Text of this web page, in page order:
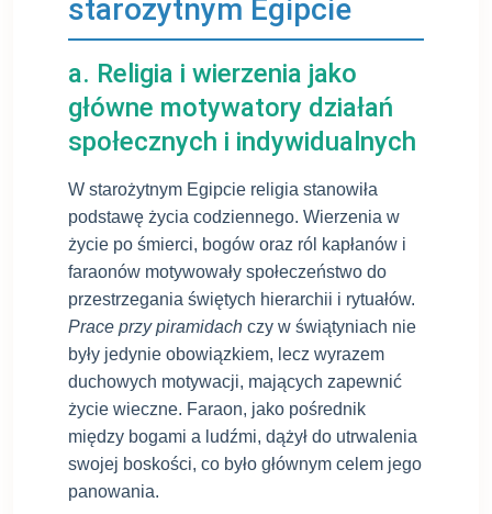
starożytnym Egipcie
a. Religia i wierzenia jako
główne motywatory działań
społecznych i indywidualnych
W starożytnym Egipcie religia stanowiła
podstawę życia codziennego. Wierzenia w
życie po śmierci, bogów oraz ról kapłanów i
faraonów motywowały społeczeństwo do
przestrzegania świętych hierarchii i rytuałów.
Prace przy piramidach czy w świątyniach nie
były jedynie obowiązkiem, lecz wyrazem
duchowych motywacji, mających zapewnić
życie wieczne. Faraon, jako pośrednik
między bogami a ludźmi, dążył do utrwalenia
swojej boskości, co było głównym celem jego
panowania.